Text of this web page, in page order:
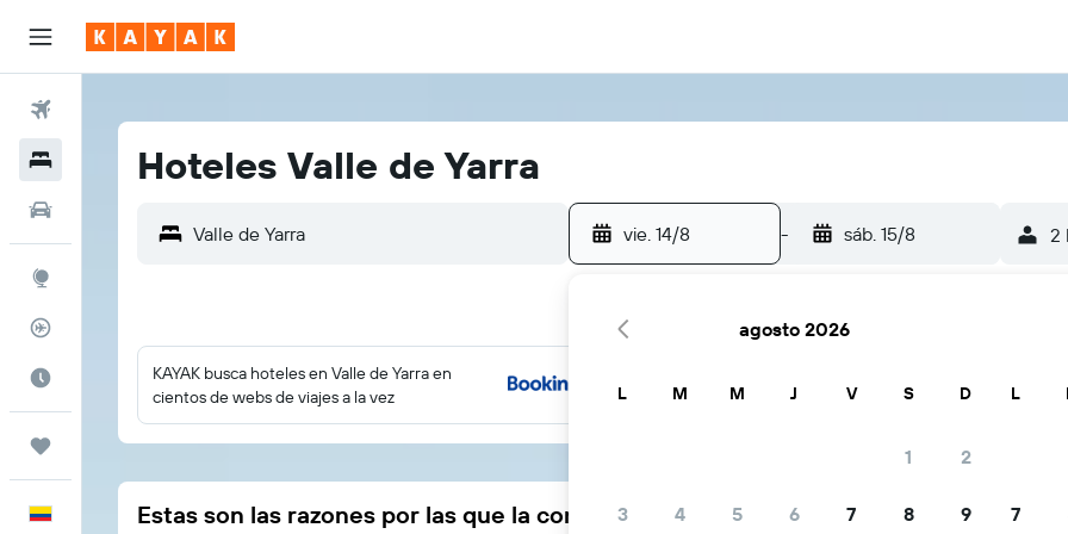
HotelesHoteles Valle de Yarra
vie. 14/8 - sáb. 15/8 2
KAYAK busca hoteles en Valle de Yarra en
cientos de webs de viajes a la vez
Estas son las razones por las que la comunidad viajera elige KAYAK
agosto 2026
L M M J V S D
1 2
3 4 5 6 7 8 9
L
7